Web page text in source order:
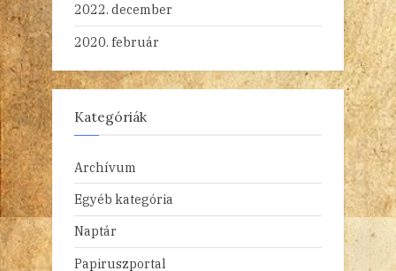
2022. december
2020. február
Kategóriák
Archívum
Egyéb kategória
Naptár
Papiruszportal